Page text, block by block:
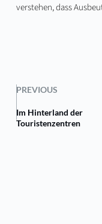
verstehen, dass
PREVIOUS
Im Hinterland der
Touristenzentren